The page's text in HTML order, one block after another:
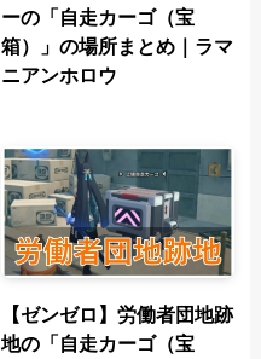
ーの「自走カーゴ（宝
箱）」の場所まとめ｜ラマ
ニアンホロウ
【ゼンゼロ】労働者団地跡
地の「自走カーゴ（宝